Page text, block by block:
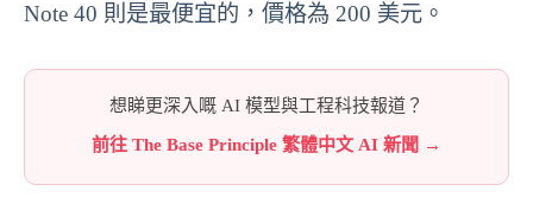
Note 40 則是最便宜的，價格為 200 美元。
想睇更深入嘅 AI 模型與工程科技報道？
前往 The Base Principle 繁體中文 AI 新聞 →